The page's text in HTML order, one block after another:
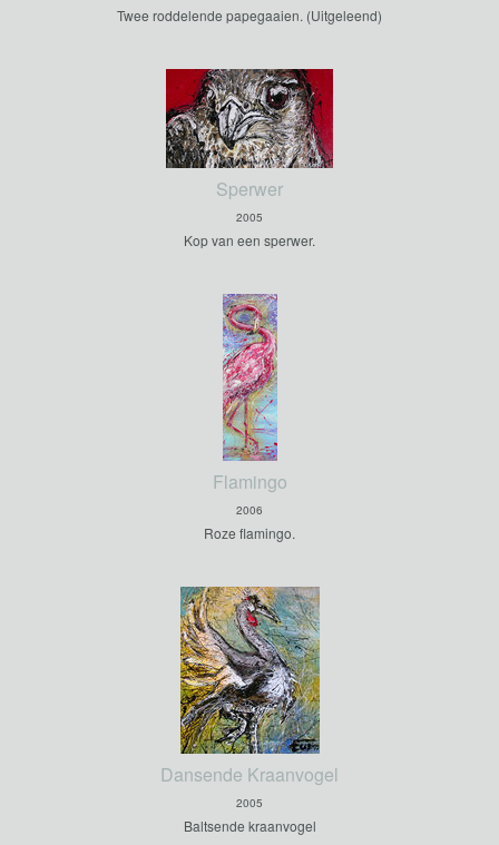
Twee roddelende papegaaien. (Uitgeleend)
Sperwer
2005
Kop van een sperwer.
Flamingo
2006
Roze flamingo.
Dansende Kraanvogel
2005
Baltsende kraanvogel